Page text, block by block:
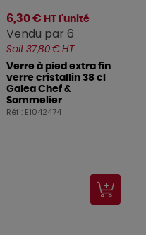
6,30 € HT l'unité
Vendu par 6
Soit 37,80 € HT
Verre à pied extra fin
verre cristallin 38 cl
Galea Chef &
Sommelier
Réf : E1042474